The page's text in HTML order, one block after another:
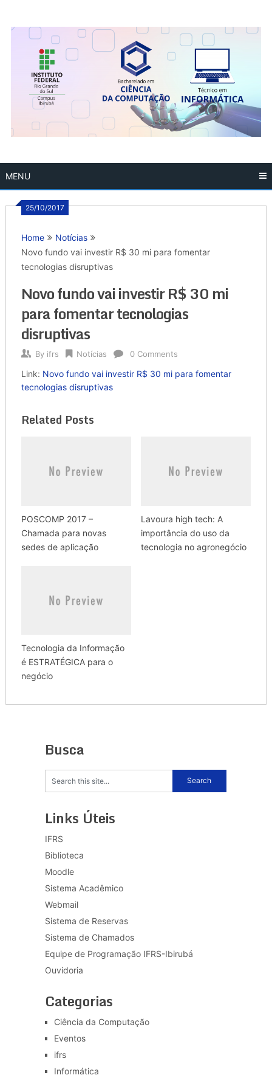
MENU
25/10/2017
Home
Notícias
Novo fundo vai investir R$ 30 mi para fomentar
tecnologias disruptivas
Novo fundo vai investir R$ 30 mi
para fomentar tecnologias
disruptivas
By ifrs Notícias 0 Comments
Link: Novo fundo vai investir R$ 30 mi para fomentar
tecnologias disruptivas
Related Posts
POSCOMP 2017 –
Chamada para novas
sedes de aplicação
Lavoura high tech: A
importância do uso da
tecnologia no agronegócio
Tecnologia da Informação
é ESTRATÉGICA para o
negócio
Busca
Links Úteis
IFRS
Biblioteca
Moodle
Sistema Acadêmico
Webmail
Sistema de Reservas
Sistema de Chamados
Equipe de Programação IFRS-Ibirubá
Ouvidoria
Categorias
Ciência da Computação
Eventos
ifrs
Informática